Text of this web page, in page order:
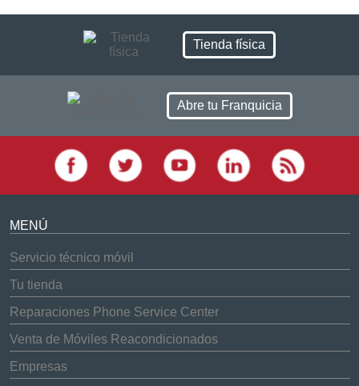
Tienda física
Abre tu Franquicia
MENÚ
Servicio técnico móvil
Tu tienda
Reparaciones Phone Service Center
Venta de Móviles Reacondicionados
Empresas